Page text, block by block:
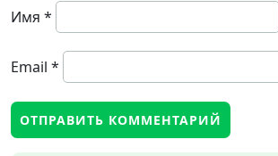
Имя *
Email *